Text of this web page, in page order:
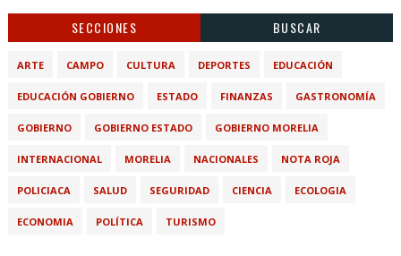
SECCIONES BUSCAR
ARTE CAMPO CULTURA DEPORTES EDUCACIÓN
EDUCACIÓN GOBIERNO ESTADO FINANZAS GASTRONOMÍA
GOBIERNO GOBIERNO ESTADO GOBIERNO MORELIA
INTERNACIONAL MORELIA NACIONALES NOTA ROJA
POLICIACA SALUD SEGURIDAD CIENCIA ECOLOGIA
ECONOMIA POLÍTICA TURISMO